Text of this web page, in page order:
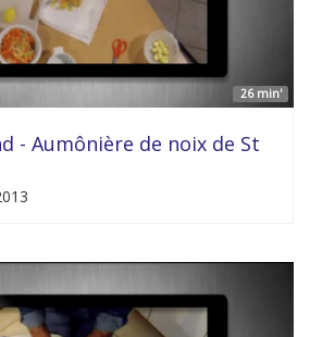
26 min'
- Aumônière de noix de St